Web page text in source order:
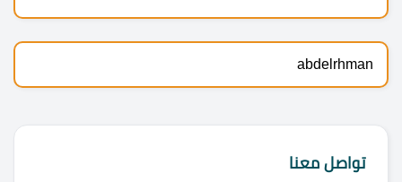
abdelrhman
تواصل معنا